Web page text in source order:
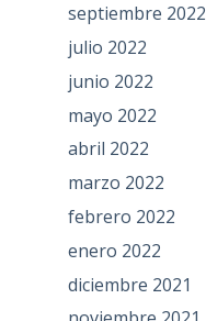
septiembre 2022
julio 2022
junio 2022
mayo 2022
abril 2022
marzo 2022
febrero 2022
enero 2022
diciembre 2021